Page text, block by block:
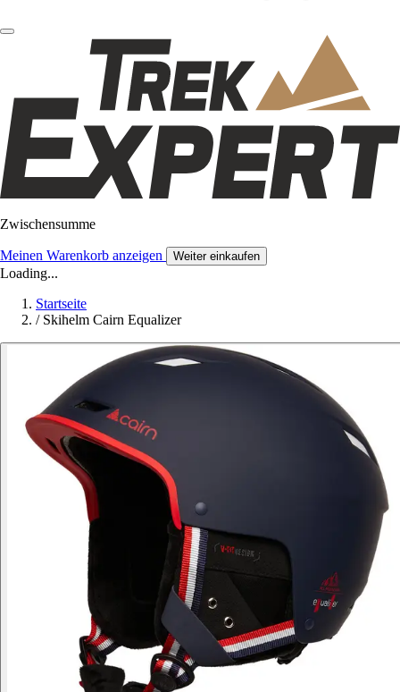
Zwischensumme
Meinen Warenkorb anzeigen Weiter einkaufen
Loading...
Startseite
/ Skihelm Cairn Equalizer